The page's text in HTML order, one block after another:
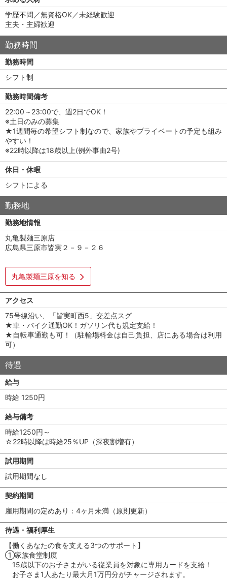
学歴不問／無資格OK／未経験歓迎
主夫・主婦歓迎
勤務時間
勤務時間
シフト制
勤務時間備考
22:00～23:00で、週2日でOK！
※土日のみの募集
★1週間毎の希望シフト制なので、家族やプライベートの予定も組み
やすい！
※22時以降は18歳以上(例外事由2号)
休日・休暇
シフトによる
勤務地
勤務地情報
丸亀製麺三原店
広島県三原市皆実２－９－２６
丸亀製麺三原を知る
アクセス
75号線沿い、「皆実町西5」交差点スグ
★車・バイク通勤OK！ガソリン代も規定支給！
★自転車通勤も可！（駐輪場料金は自己負担、店にある場合は利用
可）
待遇
給与
時給 1250円
給与備考
時給1250円～
☆22時以降は時給25％UP（深夜割増有）
試用期間
試用期間なし
契約期間
雇用期間の定めあり：4ヶ月未満（原則更新）
待遇・福利厚生
【働くあなたの食を支える3つのサポート】
①家族食堂制度
15歳以下のお子さまがいる従業員を対象に専用カードを支給！
お子さま1人あたり最大月1万円分がチャージされます。